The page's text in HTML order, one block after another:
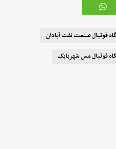
فوتبال صنعت نفت آبادان
فوتبال مس شهربابک